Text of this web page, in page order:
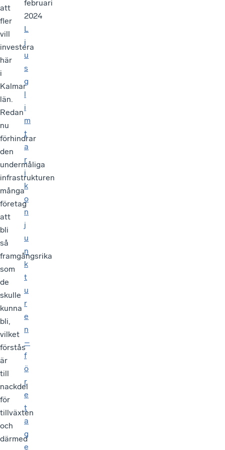
att
fler
vill
investera
här
i
Kalmar
län.
Redan
nu
förhindrar
den
undermåliga
infrastrukturen
många
företag
att
bli
så
framgångsrika
som
de
skulle
kunna
bli,
vilket
förstås
är
till
nackdel
för
tillväxten
och
därmed
februari
2024
L
j
u
s
g
l
i
m
t
a
r
i
k
o
n
j
u
n
k
t
u
r
e
n
–
f
ö
r
e
t
a
g
e